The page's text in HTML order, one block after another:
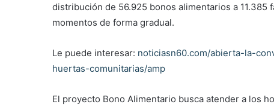
distribución de 56.925 bonos alimentarios a
momentos de forma gradual.
Le puede interesar: noticiasn60.com/abierta-la-
huertas-comunitarias/amp
El proyecto Bono Alimentario busca atender a los